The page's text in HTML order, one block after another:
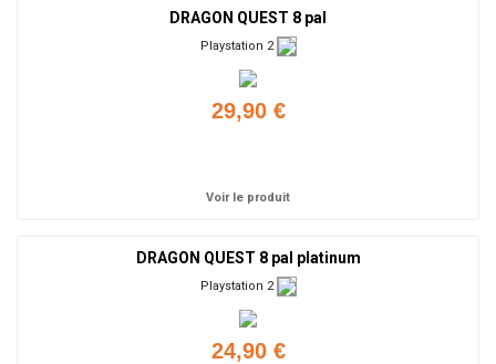
DRAGON QUEST 8 pal
Playstation 2
29,90 €
Voir le produit
DRAGON QUEST 8 pal platinum
Playstation 2
24,90 €